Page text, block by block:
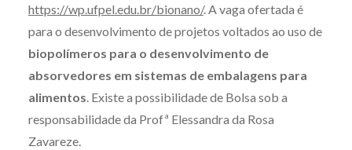
https://wp.ufpel.edu.br/bionano/. A vaga ofertada é
para o desenvolvimento de projetos voltados ao uso de
biopolímeros para o desenvolvimento de
absorvedores em sistemas de embalagens para
alimentos. Existe a possibilidade de Bolsa sob a
responsabilidade da Profª Elessandra da Rosa
Zavareze.